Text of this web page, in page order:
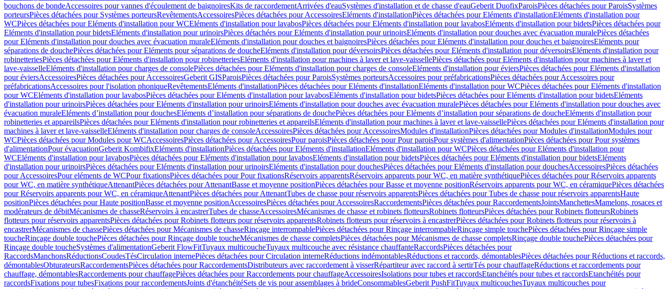
bouchons de bondeAccessoires pour vannes d'écoulement de baignoiresKits de raccordementArrivées d'eauSystèmes d'installation et de chasse d'eauGeberit DuofixParoisPièces détachées pour ParoisSystèmes
porteursPièces détachées pour Systèmes porteursRevêtementsAccessoiresPièces détachées pour AccessoiresEléments d'installationPièces détachées pour Eléments d'installationEléments d'installation pour
WCPièces détachées pour Eléments d'installation pour WCEléments d'installation pour lavabosPièces détachées pour Eléments d'installation pour lavabosEléments d'installation pour bidetsPièces détachées pour
Eléments d'installation pour bidetsEléments d'installation pour urinoirsPièces détachées pour Eléments d'installation pour urinoirsEléments d'installation pour douches avec évacuation muralePièces détachées
pour Eléments d'installation pour douches avec évacuation muraleEléments d'installation pour douches et baignoiresPièces détachées pour Eléments d'installation pour douches et baignoiresEléments pour
séparations de douchePièces détachées pour Eléments pour séparations de doucheEléments d'installation pour déversoirsPièces détachées pour Eléments d'installation pour déversoirsEléments d'installation pour
robinetteriesPièces détachées pour Eléments d'installation pour robinetteriesEléments d'installation pour machines à laver et lave-vaissellePièces détachées pour Eléments d'installation pour machines à laver et
lave-vaisselleEléments d'installation pour charges de consolePièces détachées pour Eléments d'installation pour charges de consoleEléments d'installation pour éviersPièces détachées pour Eléments d'installation
pour éviersAccessoiresPièces détachées pour AccessoiresGeberit GISParoisPièces détachées pour ParoisSystèmes porteursAccessoires pour préfabricationsPièces détachées pour Accessoires pour
préfabricationsAccessoires pour l'isolation phoniqueRevêtementsEléments d'installationPièces détachées pour Eléments d'installationEléments d'installation pour WCPièces détachées pour Eléments d'installation
pour WCEléments d'installation pour lavabosPièces détachées pour Eléments d'installation pour lavabosEléments d'installation pour bidetsPièces détachées pour Eléments d'installation pour bidetsEléments
d'installation pour urinoirsPièces détachées pour Eléments d'installation pour urinoirsEléments d'installation pour douches avec évacuation muralePièces détachées pour Eléments d'installation pour douches avec
évacuation muraleEléments d’installation pour douchesEléments d’installation pour séparations de douchePièces détachées pour Eléments d’installation pour séparations de doucheEléments d'installation pour
robinetteries et appareilsPièces détachées pour Eléments d'installation pour robinetteries et appareilsEléments d'installation pour machines à laver et lave-vaissellePièces détachées pour Eléments d'installation pour
machines à laver et lave-vaisselleEléments d'installation pour charges de consoleAccessoiresPièces détachées pour AccessoiresModules d'installationPièces détachées pour Modules d'installationModules pour
WCPièces détachées pour Modules pour WCAccessoiresPièces détachées pour AccessoiresPour paroisPièces détachées pour Pour paroisPour systèmes d'alimentationPièces détachées pour Pour systèmes
d'alimentationPour évacuationGeberit KombifixEléments d'installationPièces détachées pour Eléments d'installationEléments d'installation pour WCPièces détachées pour Eléments d'installation pour
WCEléments d'installation pour lavabosPièces détachées pour Eléments d'installation pour lavabosEléments d'installation pour bidetsPièces détachées pour Eléments d'installation pour bidetsEléments
d'installation pour urinoirsPièces détachées pour Eléments d'installation pour urinoirsEléments d'installation pour douchesPièces détachées pour Eléments d'installation pour douchesAccessoiresPièces détachées
pour AccessoiresPour eléments de WCPour fixationsPièces détachées pour Pour fixationsRéservoirs apparentsRéservoirs apparents pour WC, en matière synthétiquePièces détachées pour Réservoirs apparents
pour WC, en matière synthétiqueAttenantPièces détachées pour AttenantBasse et moyenne positionPièces détachées pour Basse et moyenne positionRéservoirs apparents pour WC, en céramiquePièces détachées
pour Réservoirs apparents pour WC, en céramiqueAttenantPièces détachées pour AttenantTubes de chasse pour réservoirs apparentsPièces détachées pour Tubes de chasse pour réservoirs apparentsHaute
positionPièces détachées pour Haute positionBasse et moyenne positionAccessoiresPièces détachées pour AccessoiresRaccordementsPièces détachées pour RaccordementsJointsManchettesMamelons, rosaces et
modérateurs de débitMécanismes de chasseRéservoirs à encastrerTubes de chasseAccessoiresMécanismes de chasse et robinets flotteursRobinets flotteursPièces détachées pour Robinets flotteursRobinets
flotteurs pour réservoirs apparentsPièces détachées pour Robinets flotteurs pour réservoirs apparentsRobinets flotteurs pour réservoirs à encastrerPièces détachées pour Robinets flotteurs pour réservoirs à
encastrerMécanismes de chassePièces détachées pour Mécanismes de chasseRinçage interrompablePièces détachées pour Rinçage interrompableRinçage simple touchePièces détachées pour Rinçage simple
toucheRinçage double touchePièces détachées pour Rinçage double toucheMécanismes de chasse completsPièces détachées pour Mécanismes de chasse completsRinçage double touchePièces détachées pour
Rinçage double toucheSystèmes d'alimentationGeberit FlowFitTuyaux multicoucheTuyaux multicouche avec résistance chauffanteRaccordsPièces détachées pour
RaccordsManchonsRéductionsCoudesTésCirculation internePièces détachées pour Circulation interneRéductions indémontablesRéductions et raccords, démontablesPièces détachées pour Réductions et raccords,
démontablesObturateursRaccordementsPièces détachées pour RaccordementsDistributeurs avec raccordement à visserRépartiteur avec raccord à sertirTés pour chauffageRéductions et raccordements pour
chauffage, démontablesRaccordements pour chauffagePièces détachées pour Raccordements pour chauffageAccessoiresIsolations pour tubes et raccordsEtanchéités pour tubes et raccordsEtanchéités pour
raccordsFixations pour tubesFixations pour raccordementsJoints d'étanchéitéSets de vis pour assemblages à brideConsommablesGeberit PushFitTuyaux multicouchesTuyaux multicouches pour